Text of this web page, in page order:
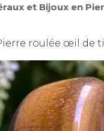
et Bijoux en
roulée œil de